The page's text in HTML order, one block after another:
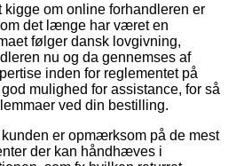
kigge om online forhandleren er
det længe har været en
følger dansk lovgivning,
nu og da gennemses af
inden for reglementet på
mulighed for assistance, for så
ved din bestilling.
er opmærksom på de mest
der kan håndhæves i